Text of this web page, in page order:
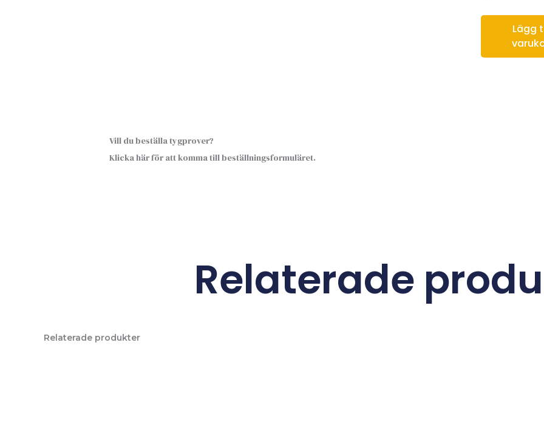
Lägg
Vill du beställa tygprover?
Klicka här för att komma till beställningsformuläret.
Relaterade
Relaterade produkter